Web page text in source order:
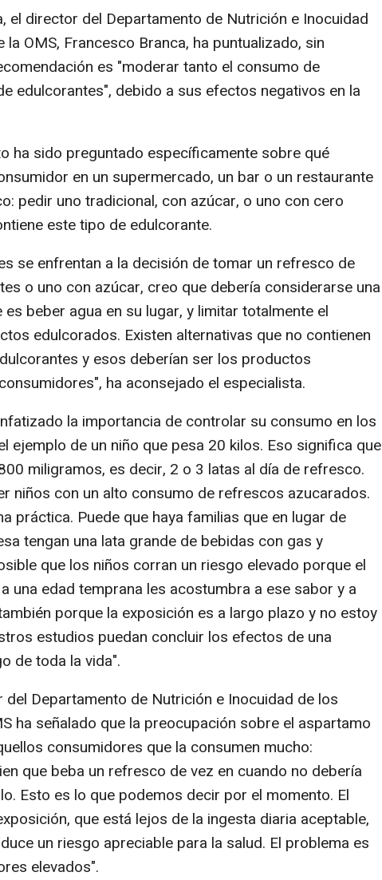
el director del Departamento de Nutrición e Inocuidad
OMS, Francesco Branca, ha puntualizado, sin
es "moderar tanto el consumo de
edulcorantes", debido a sus efectos negativos en la
ha sido preguntado específicamente sobre qué
en un supermercado, un bar o un restaurante
pedir uno tradicional, con azúcar, o uno con cero
este tipo de edulcorante.
se enfrentan a la decisión de tomar un refresco de
o uno con azúcar, creo que debería considerarse una
beber agua en su lugar, y limitar totalmente el
edulcorados. Existen alternativas que no contienen
y esos deberían ser los productos
ha aconsejado el especialista.
la importancia de controlar su consumo en los
ejemplo de un niño que pesa 20 kilos. Eso significa que
miligramos, es decir, 2 o 3 latas al día de refresco.
niños con un alto consumo de refrescos azucarados.
práctica. Puede que haya familias que en lugar de
tengan una lata grande de bebidas con gas y
que los niños corran un riesgo elevado porque el
una edad temprana les acostumbra a ese sabor y a
porque la exposición es a largo plazo y no estoy
estudios puedan concluir los efectos de una
de toda la vida".
Departamento de Nutrición e Inocuidad de los
ha señalado que la preocupación sobre el aspartamo
consumidores que la consumen mucho:
que beba un refresco de vez en cuando no debería
Esto es lo que podemos decir por el momento. El
que está lejos de la ingesta diaria aceptable,
un riesgo apreciable para la salud. El problema es
elevados".